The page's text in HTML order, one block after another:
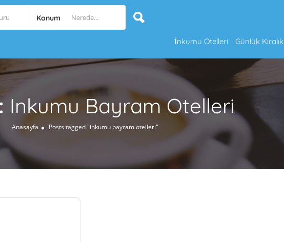
Konum
İnkumu Otelleri Günlük Kiralık
Inkumu Bayram Otelleri
Anasayfa Posts tagged "inkumu bayram otelleri"